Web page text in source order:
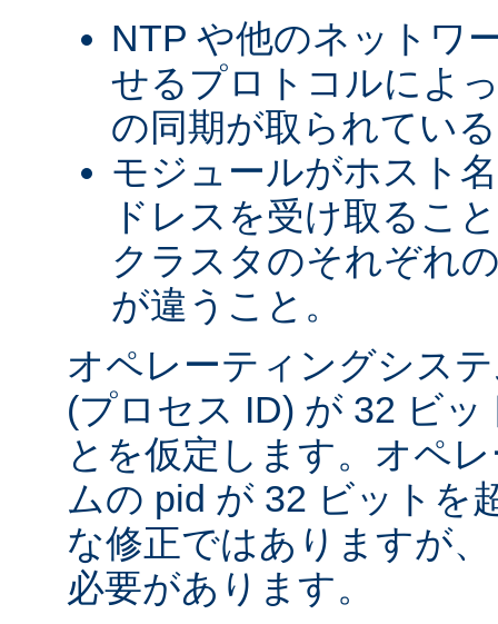
NTP や他のネットワ
せるプロトコルによ
の同期が取られてい
モジュールがホスト
ドレスを受け取るこ
クラスタのそれぞれ
が違うこと。
オペレーティングシス
(プロセス ID) が 32 ビ
とを仮定します。オペ
ムの pid が 32 ビットを
な修正ではありますが
必要があります。